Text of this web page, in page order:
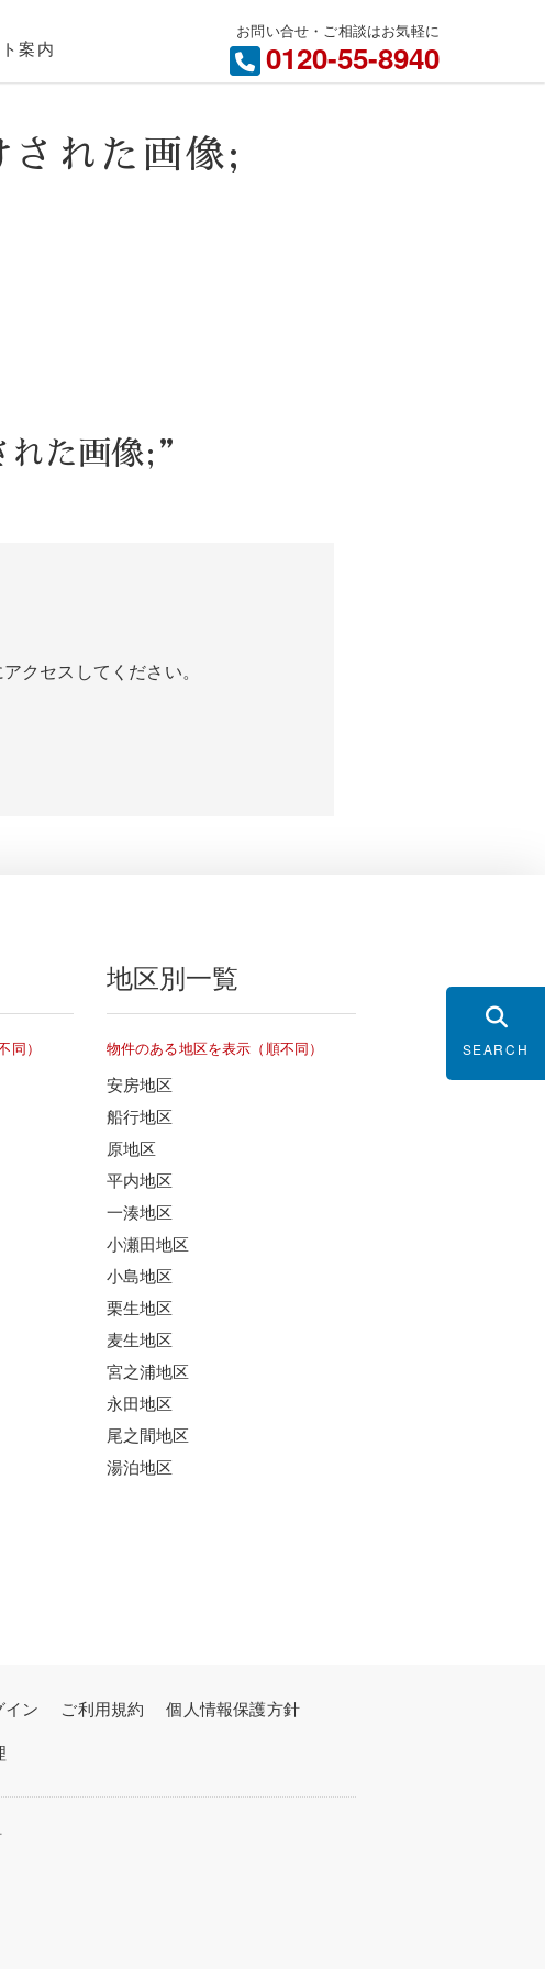
SEARCH
案内
お問い合せ・ご相談はお気軽に
0120-55-8940
れた画像;
た画像;”
クセスしてください。
同）
地区別一覧
物件のある地区を表示（順不同）
安房地区
船行地区
原地区
平内地区
一湊地区
小瀬田地区
小島地区
栗生地区
麦生地区
宮之浦地区
永田地区
尾之間地区
湯泊地区
イン ご利用規約
個人情報保護方針